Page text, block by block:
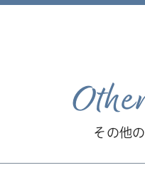
その他